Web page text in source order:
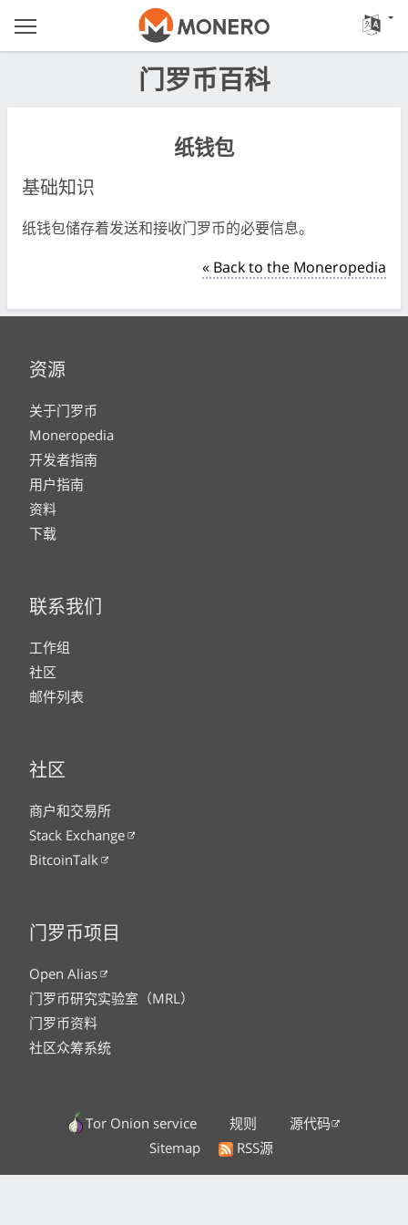
门罗币百科
纸钱包
基础知识
纸钱包储存着发送和接收门罗币的必要信息。
« Back to the Moneropedia
资源
关于门罗币
Moneropedia
开发者指南
用户指南
资料
下载
联系我们
工作组
社区
邮件列表
社区
商户和交易所
Stack Exchange
BitcoinTalk
门罗币项目
Open Alias
门罗币研究实验室（MRL）
门罗币资料
社区众筹系统
Tor Onion service 规则
源代码
Sitemap
RSS源